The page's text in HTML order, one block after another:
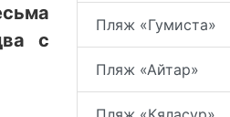
с
Пляж «Гумиста»
Пляж «Айтар»